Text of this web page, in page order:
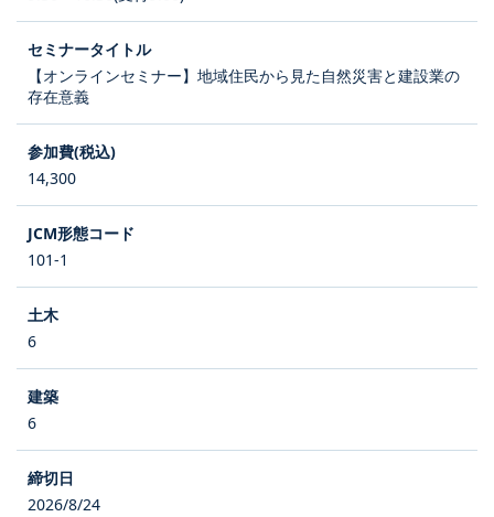
【オンラインセミナー】地域住民から見た自然災害と建設業の
存在意義
14,300
101-1
6
6
2026/8/24